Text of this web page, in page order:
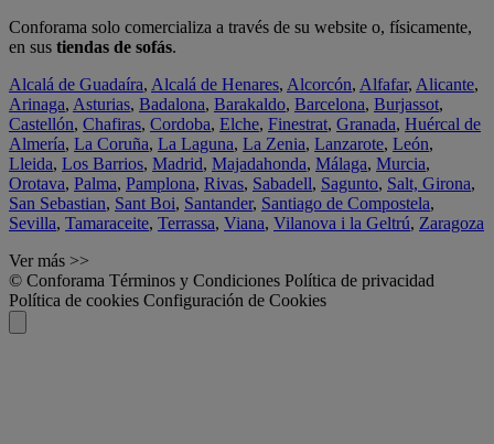
Conforama solo comercializa a través de su website o, físicamente,
en sus tiendas de sofás.
Alcalá de Guadaíra, Alcalá de Henares, Alcorcón, Alfafar, Alicante,
Arinaga, Asturias, Badalona, Barakaldo, Barcelona, Burjassot,
Castellón, Chafiras, Cordoba, Elche, Finestrat, Granada, Huércal de
Almería, La Coruña, La Laguna, La Zenia, Lanzarote, León,
Lleida, Los Barrios, Madrid, Majadahonda, Málaga, Murcia,
Orotava, Palma, Pamplona, Rivas, Sabadell, Sagunto, Salt, Girona,
San Sebastian, Sant Boi, Santander, Santiago de Compostela,
Sevilla, Tamaraceite, Terrassa, Viana, Vilanova i la Geltrú, Zaragoza
Ver más >>
© Conforama Términos y Condiciones Política de privacidad
Política de cookies Configuración de Cookies